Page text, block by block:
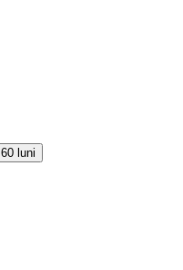
60 luni